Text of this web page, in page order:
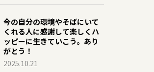
今の自分の環境やそばにいて
くれる人に感謝して楽しくハ
ッピーに生きていこう。あり
がとう！
2025.10.21